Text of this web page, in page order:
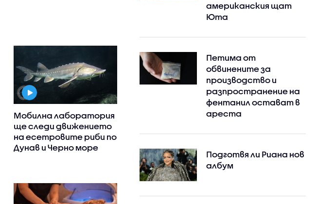
Мобилна лаборатория
ще следи движението
на есетровите риби по
Дунав и Черно море
американския щат
Юта
Петима от
обвинените за
производство и
разпространение на
фентанил остават в
ареста
Подготвя ли Риана нов
албум